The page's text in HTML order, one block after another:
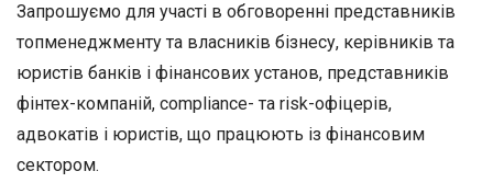
Запрошуємо для участі в обговоренні представників
топменеджменту та власників бізнесу, керівників та
юристів банків і фінансових установ, представників
фінтех-компаній, compliance- та risk-офіцерів,
адвокатів і юристів, що працюють із фінансовим
сектором.